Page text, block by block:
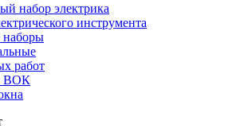
набор электрика
инструмента
работ
ВОК